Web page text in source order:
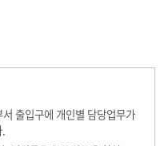
출입구에 개인별 담당업무가